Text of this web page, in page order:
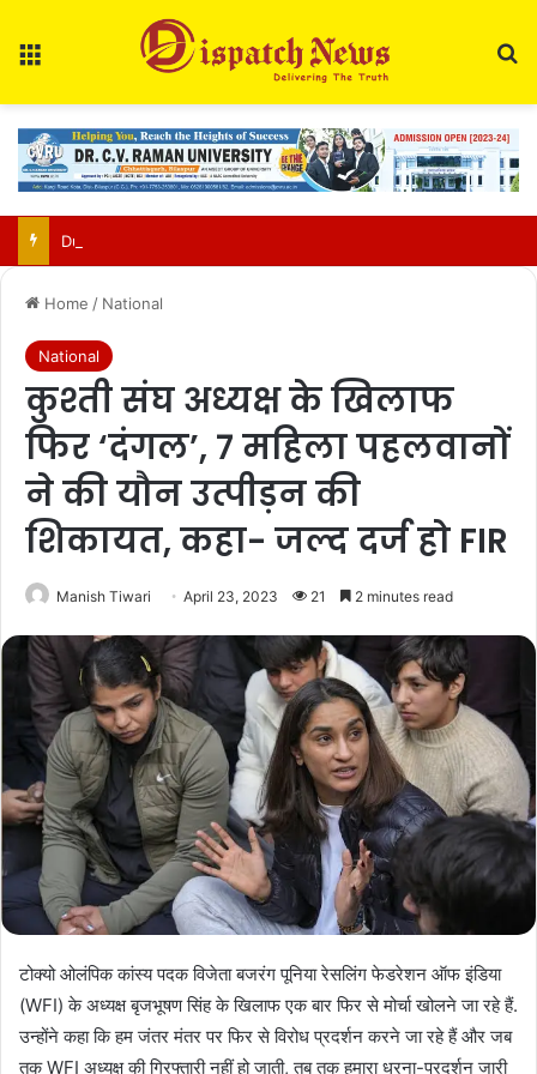
Home / National
National
कुश्ती संघ अध्यक्ष के खिलाफ
फिर ‘दंगल’, 7 महिला पहलवानों
ने की यौन उत्पीड़न की
शिकायत, कहा- जल्द दर्ज हो FIR
Manish Tiwari April 23, 2023 21 2 minutes read
टोक्यो ओलंपिक कांस्य पदक विजेता बजरंग पूनिया रेसलिंग फेडरेशन ऑफ इंडिया
(WFI) के अध्यक्ष बृजभूषण सिंह के खिलाफ एक बार फिर से मोर्चा खोलने जा रहे हैं.
उन्होंने कहा कि हम जंतर मंतर पर फिर से विरोध प्रदर्शन करने जा रहे हैं और जब
तक WFI अध्यक्ष की गिरफ्तारी नहीं हो जाती, तब तक हमारा धरना-प्रदर्शन जारी